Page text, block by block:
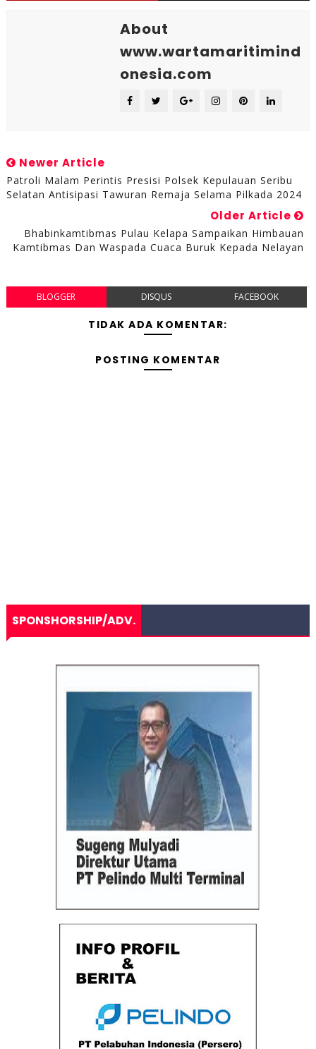
About
www.wartamaritimind
onesia.com
Newer Article
Patroli Malam Perintis Presisi Polsek Kepulauan Seribu
Selatan Antisipasi Tawuran Remaja Selama Pilkada 2024
Older Article
Bhabinkamtibmas Pulau Kelapa Sampaikan Himbauan
Kamtibmas Dan Waspada Cuaca Buruk Kepada Nelayan
BLOGGER DISQUS FACEBOOK
TIDAK ADA KOMENTAR:
POSTING KOMENTAR
SPONSHORSHIP/ADV.